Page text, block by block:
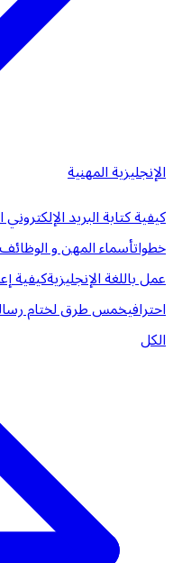
الإنجليزية المهنية
خطواتأسماء المهن و الوظائف
عمل باللغة الإنجليزية
احترافيخمس طرق لختام رسالة
الكل